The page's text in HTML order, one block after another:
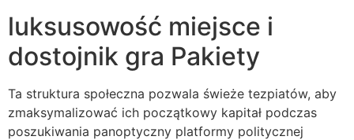
luksusowość miejsce i
dostojnik gra Pakiety
Ta struktura społeczna pozwala świeże tezpiatów, aby
zmaksymalizować ich początkowy kapitał podczas
poszukiwania panoptyczny platformy politycznej